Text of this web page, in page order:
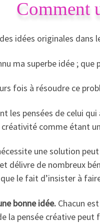
Comment
idées originales dans
ma superbe idée ; que
fois à résoudre ce
les pensées de celui
comme étant
une solution
délivre de nombreux
le fait d’insister à
bonne idée. Chacun
la pensée créative